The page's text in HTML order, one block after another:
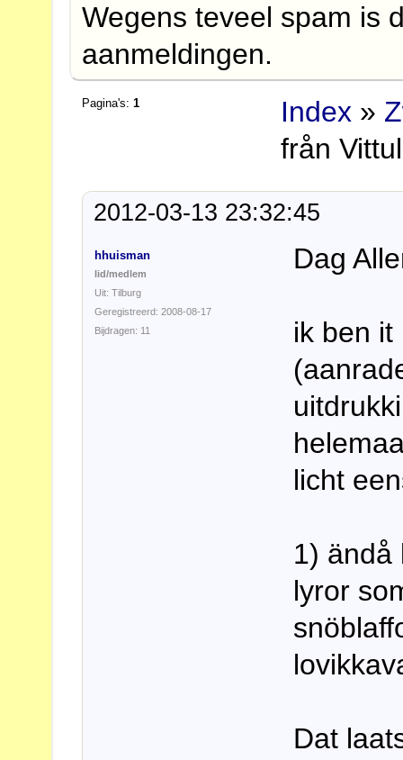
Wegens teveel spam is
aanmeldingen.
Pagina's:1 Index »
från
2012-03-13 23:32:45
hhuisman
lid/medlem
Uit: Tilburg
Geregistreerd: 2008-08-17
Bijdragen: 11
Dag
ik ben it
licht
1) ändå
lyror
Dat